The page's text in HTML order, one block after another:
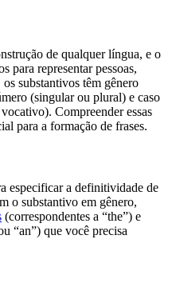
de qualquer língua, e o
para representar pessoas,
substantivos têm gênero
(singular ou plural) e caso
Compreender essas
para a formação de frases.
especificar a definitividade de
o substantivo em gênero,
(correspondentes a “the”) e
“an”) que você precisa